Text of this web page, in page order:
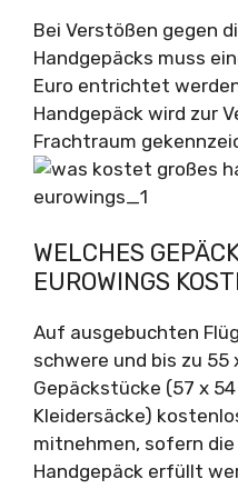
Bei Verstößen gegen
Handgepäcks muss
Euro entrichtet
Handgepäck wird zur
Frachtraum
WELCHES
EUROWINGS
Auf ausgebuchten
schwere und bis zu 55
Gepäckstücke (57 x
Kleidersäcke)
mitnehmen, sofern
Handgepäck erfüllt